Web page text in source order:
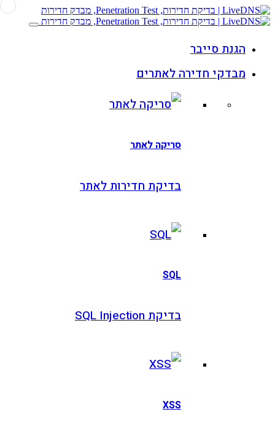
סייבר
חדירה לאתרים
סריקה לאתר
בדיקת חדירות לאתר
בדיקת SQL Injection